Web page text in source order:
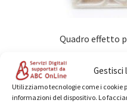
Gestisci
Utilizziamo tecnologie come i cookie
informazioni del dispositivo. Lo
Quadro effetto